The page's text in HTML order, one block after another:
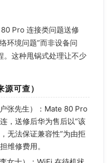
Pro 连接类问题送修
环境问题”而非设备问
。这种甩锅式处理让不少
可查）
张先生）：Mate 80 Pro
，送修后华为售后以”该
无法保证兼容性”为由拒
维修费用。